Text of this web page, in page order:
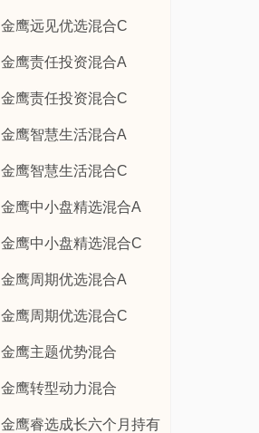
金鹰远见优选混合C
金鹰责任投资混合A
金鹰责任投资混合C
金鹰智慧生活混合A
金鹰智慧生活混合C
金鹰中小盘精选混合A
金鹰中小盘精选混合C
金鹰周期优选混合A
金鹰周期优选混合C
金鹰主题优势混合
金鹰转型动力混合
金鹰睿选成长六个月持有